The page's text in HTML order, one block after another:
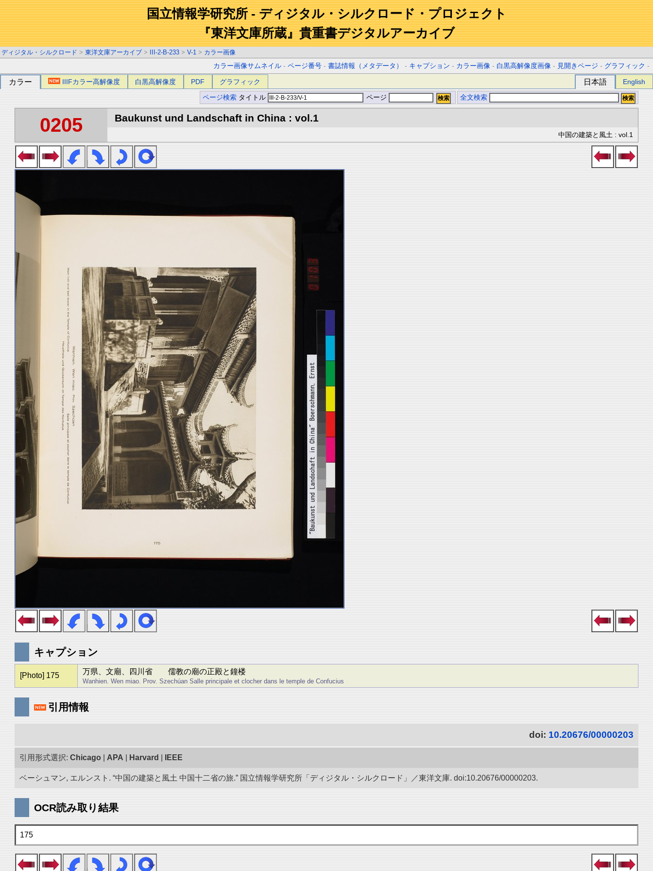
国立情報学研究所 - ディジタル・シルクロード・プロジェクト
『東洋文庫所蔵』貴重書デジタルアーカイブ
ディジタル・シルクロード > 東洋文庫アーカイブ > III-2-B-233 > V-1 > カラー画像
カラー画像サムネイル -ページ番号 -書誌情報（メタデータ） - キャプション - カラー画像 - 白黒高解像度画像 - 見開きページ - グラフィック -
カラー IIIFカラー高解像度 白黒高解像度 PDF グラフィック 日本語 English
ページ検索 タイトル ページ 全文検索
0205 Baukunst und Landschaft in China : vol.1
中国の建築と風土 : vol.1
キャプション
[Photo] 175 万県、文廟、四川省 儒教の廟の正殿と鐘楼
Wanhien. Wen miao. Prov. Szechúan Salle principale et clocher dans le temple de Confucius
引用情報
doi: 10.20676/00000203
引用形式選択: Chicago APA Harvard IEEE
ベーシュマン, エルンスト. “中国の建築と風土 中国十二省の旅.” 国立情報学研究所「ディジタル・シルクロード」／東洋文庫. doi:10.20676/00000203.
OCR読み取り結果
175